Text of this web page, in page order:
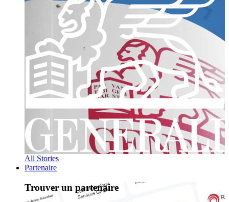
All Stories
Partenaire
Trouver un partenaire